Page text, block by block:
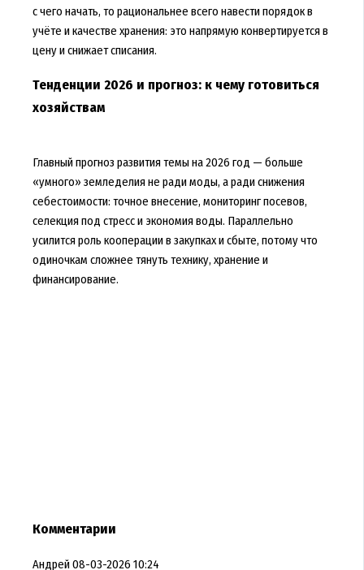
с чего начать, то рациональнее всего навести порядок в
учёте и качестве хранения: это напрямую конвертируется в
цену и снижает списания.
Тенденции 2026 и прогноз: к чему готовиться
хозяйствам
Главный прогноз развития темы на 2026 год — больше
«умного» земледелия не ради моды, а ради снижения
себестоимости: точное внесение, мониторинг посевов,
селекция под стресс и экономия воды. Параллельно
усилится роль кооперации в закупках и сбыте, потому что
одиночкам сложнее тянуть технику, хранение и
финансирование.
Комментарии
Андрей08-03-2026 10:24